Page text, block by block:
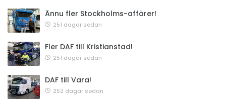
Ännu fler Stockholms-affärer!
251 dagar sedan
Fler DAF till Kristianstad!
251 dagar sedan
DAF till Vara!
252 dagar sedan